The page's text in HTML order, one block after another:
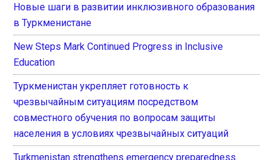
Новые шаги в развитии инклюзивного образования
в Туркменистане
New Steps Mark Continued Progress in Inclusive
Education
Туркменистан укрепляет готовность к
чрезвычайным ситуациям посредством
совместного обучения по вопросам защиты
населения в условиях чрезвычайных ситуаций
Turkmenistan strengthens emergency preparedness